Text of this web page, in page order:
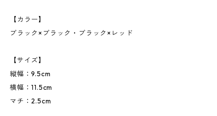
【カラー】
ブラック×ブラック・ブラック×レッド
【サイズ】
縦幅：9.5cm
横幅：11.5cm
マチ：2.5cm